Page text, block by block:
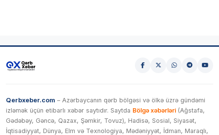
Qerbxeber.com – Azərbaycanın qərb bölgəsi və ölkə üzrə gündəmi
izləmək üçün etibarlı xəbər saytıdır. Saytda Bölgə xəbərləri (Ağstafa,
Gədəbəy, Gəncə, Qazax, Şəmkir, Tovuz), Hadisə, Sosial, Siyasət,
İqtisadiyyat, Dünya, Elm və Texnologiya, Mədəniyyət, İdman, Maraqlı,